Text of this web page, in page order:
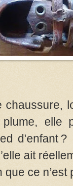
elle
d’enfant
ait
que ce